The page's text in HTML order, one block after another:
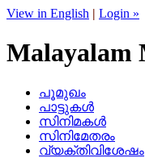
View in English | Login »
Malayalam
പൂമുഖം
പാട്ടുകള്‍
സിനിമകള്‍
സിനിമേതരം
വ്യക്തിവിശേഷം